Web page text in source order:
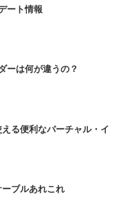
ート情報
ーは何が違うの？
る便利なバーチャル・イ
ブルあれこれ